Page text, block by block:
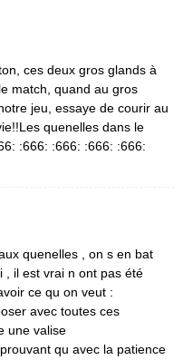
ces deux gros glands à
match, quand au gros
jeu, essaye de courir au
quenelles dans le
:666: :666: :666: :666:
quenelles , on s en bat
, il est vrai n ont pas été
ce qu on veut :
avec toutes ces
une valise
qu avec la patience